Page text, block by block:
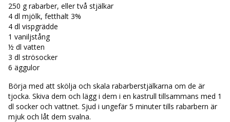
250 g rabarber, eller två stjälkar
4 dl mjölk, fetthalt 3%
4 dl vispgrädde
1 vaniljstång
½ dl vatten
3 dl strösocker
6 äggulor
Börja med att skölja och skala rabarberstjälkarna om de är
tjocka. Skiva dem och lägg i dem i en kastrull tillsammans med 1
dl socker och vattnet. Sjud i ungefär 5 minuter tills rabarbern är
mjuk och låt dem svalna.